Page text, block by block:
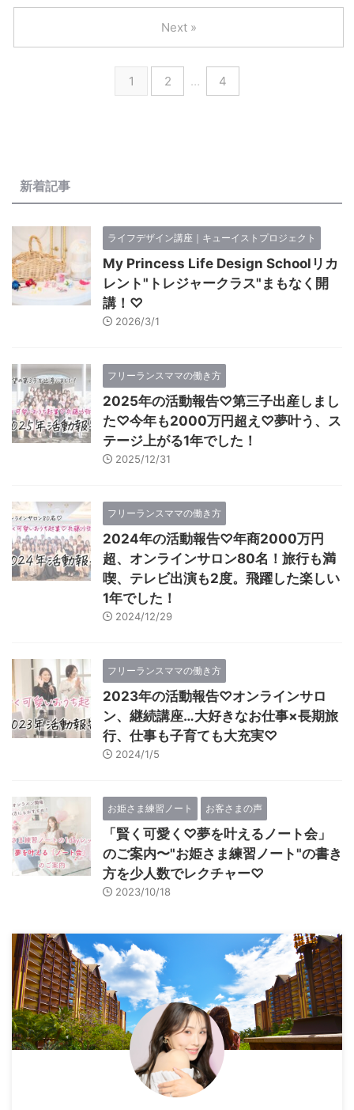
1 2 … 4
Next »
新着記事
ライフデザイン講座｜キューイストプロジェクト
My Princess Life Design Schoolリカ
レント"トレジャークラス"まもなく開
講！♡
2026/3/1
フリーランスママの働き方
2025年の活動報告♡第三子出産しまし
た♡今年も2000万円超え♡夢叶う、ス
テージ上がる1年でした！
2025/12/31
フリーランスママの働き方
2024年の活動報告♡年商2000万円
超、オンラインサロン80名！旅行も満
喫、テレビ出演も2度。飛躍した楽しい
1年でした！
2024/12/29
フリーランスママの働き方
2023年の活動報告♡オンラインサロ
ン、継続講座…大好きなお仕事×長期旅
行、仕事も子育ても大充実♡
2024/1/5
お姫さま練習ノート お客さまの声
「賢く可愛く♡夢を叶えるノート会」
のご案内〜"お姫さま練習ノート"の書き
方を少人数でレクチャー♡
2023/10/18